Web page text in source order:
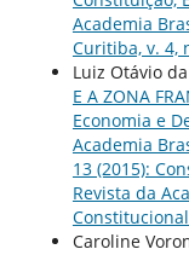
Academia
Curitiba, v. 4,
Luiz Otávio
E A ZONA
Economia e
Academia
13 (2015):
Revista da
Caroline